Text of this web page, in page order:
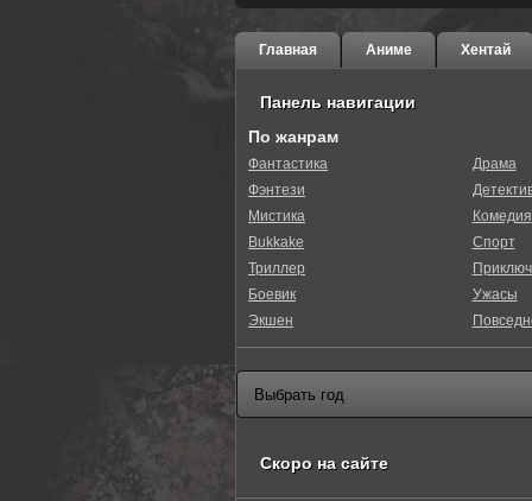
Главная Аниме Хентай
Панель навигации
По жанрам
Фантастика
Фэнтези
Мистика
Bukkake
Триллер
Боевик
Экшен
Драма
Комедия
Спорт
Ужасы
Скоро на сайте